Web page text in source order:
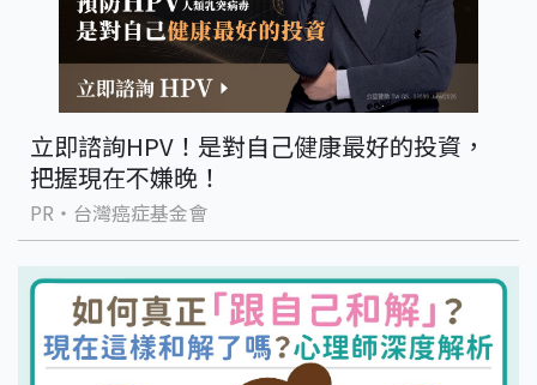
立即諮詢HPV！是對自己健康最好的投資，
把握現在不嫌晚！
PR・台灣癌症基金會